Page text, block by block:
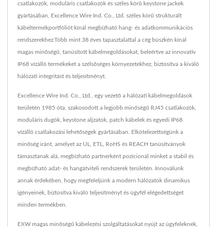
csatlakozók, moduláris csatlakozók és széles körű keystone jackek
gyártásában, Excellence Wire Ind. Co., Ltd. széles körű strukturált
kábeltermékportfóliót kínál megbízható hang- és adatkommunikációs
rendszerekhez.Több mint 38 éves tapasztalattal a cég büszkén kínál
magas minőségű, tanúsított kábelmegoldásokat, beleértve az innovatív
IP68 vízálló termékeket a szélsőséges környezetekhez, biztosítva a kiváló
hálózati integritást és teljesítményt.
Excellence Wire Ind. Co., Ltd., egy vezető a hálózati kábelmegoldások
területén 1985 óta, szakosodott a legjobb minőségű RJ45 csatlakozók,
moduláris dugók, keystone aljzatok, patch kábelek és egyedi IP68
vízálló csatlakozási lehetőségek gyártásában. Elkötelezettségünk a
minőség iránt, amelyet az UL, ETL, RoHS és REACH tanúsítványok
támasztanak alá, megbízható partnerként pozícionál minket a stabil és
megbízható adat- és hangátviteli rendszerek területén. Innoválunk
annak érdekében, hogy megfeleljünk a modern hálózatok dinamikus
igényeinek, biztosítva kiváló teljesítményt és ügyfél elégedettséget
minden termékben.
EXW magas minőségű kábelezési szolgáltatásokat nyújt az ügyfeleknek,